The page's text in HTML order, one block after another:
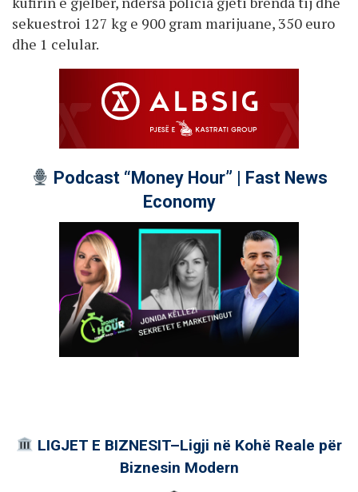
sekuestroi 127 kg e 900 gram marijuane, 350 euro
dhe 1 celular.
Podcast “Money Hour” | Fast News
Economy
LIGJET E BIZNESIT–Ligji në Kohë Reale për
Biznesin Modern